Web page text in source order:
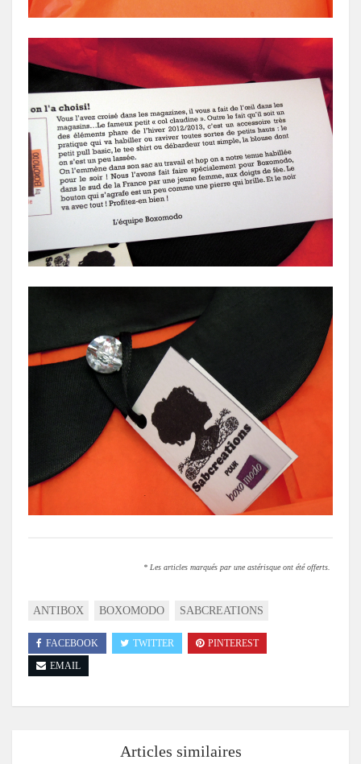
* Les articles marqués par une astérisque ont été offerts.
ANTIBOX BOXOMODO SABCREATIONS
FACEBOOK TWITTER
PINTEREST
EMAIL
Articles similaires